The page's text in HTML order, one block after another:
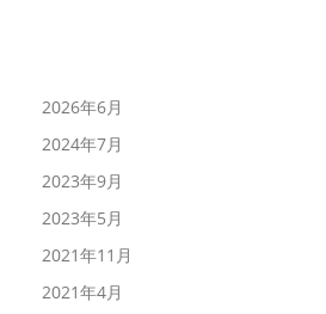
2026年6月
2024年7月
2023年9月
2023年5月
2021年11月
2021年4月